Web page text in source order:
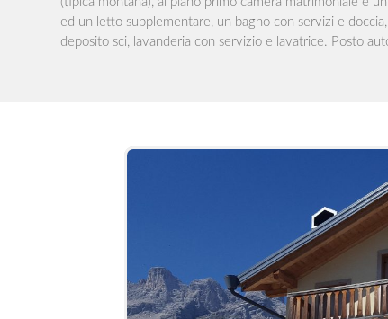
ed un letto supplementare, un bagno con servizi e
deposito sci, lavanderia con servizio e lavatrice. Posto